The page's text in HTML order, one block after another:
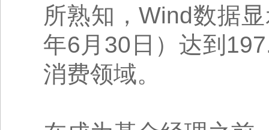
所熟知，Wind数据
年6月30日）达到
消费领域。